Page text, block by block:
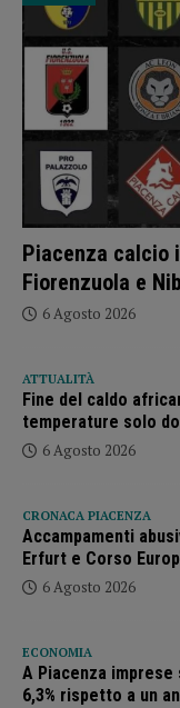
Piacenza calcio
Fiorenzuola e
6 Agosto 2026
ATTUALITÀ
Fine del caldo
temperature solo
6 Agosto 2026
CRONACA PIACENZA
Accampamenti
Erfurt e Corso
6 Agosto 2026
ECONOMIA
A Piacenza
6,3% rispetto a un